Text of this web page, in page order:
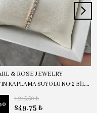
& ROSE JEWELRY
ALTIN KAPLAMA SUYOLU NO:2 BİLEKLİK
1,215.50 ₺
849.75 ₺